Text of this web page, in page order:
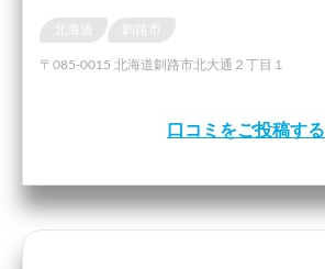
釧路市
〒085-0015 北海道釧路市北大通２丁目１
口コミをご投稿する